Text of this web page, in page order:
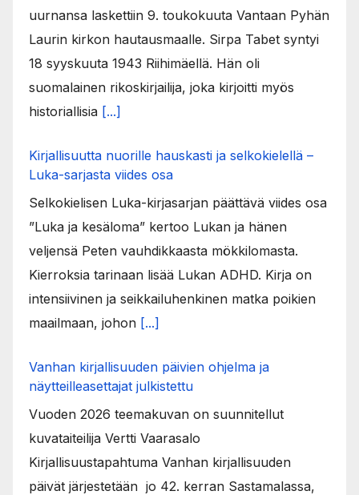
uurnansa laskettiin 9. toukokuuta Vantaan Pyhän
Laurin kirkon hautausmaalle. Sirpa Tabet syntyi
18 syyskuuta 1943 Riihimäellä. Hän oli
suomalainen rikoskirjailija, joka kirjoitti myös
historiallisia [...]
Kirjallisuutta nuorille hauskasti ja selkokielellä –
Luka-sarjasta viides osa
Selkokielisen Luka-kirjasarjan päättävä viides osa
”Luka ja kesäloma” kertoo Lukan ja hänen
veljensä Peten vauhdikkaasta mökkilomasta.
Kierroksia tarinaan lisää Lukan ADHD. Kirja on
intensiivinen ja seikkailuhenkinen matka poikien
maailmaan, johon [...]
Vanhan kirjallisuuden päivien ohjelma ja
näytteilleasettajat julkistettu
Vuoden 2026 teemakuvan on suunnitellut
kuvataiteilija Vertti Vaarasalo
Kirjallisuustapahtuma Vanhan kirjallisuuden
päivät järjestetään jo 42. kerran Sastamalassa,